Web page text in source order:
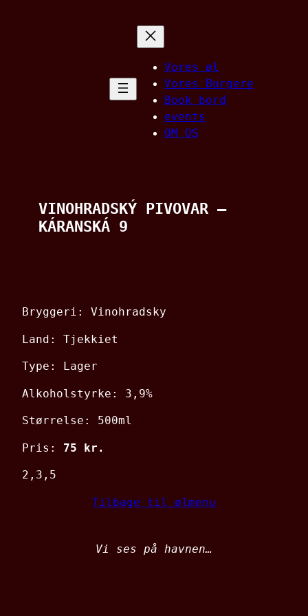
Vores øl
Vores Burgere
Book bord
events
OM OS
VINOHRADSKÝ PIVOVAR –
KÁRANSKÁ 9
Bryggeri: Vinohradsky
Land: Tjekkiet
Type: Lager
Alkoholstyrke: 3,9%
Størrelse: 500ml
Pris: 75 kr.
2,3,5
Tilbage til ølmenu
Vi ses på havnen…